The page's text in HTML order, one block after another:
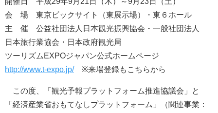
会 場 東京ビックサイト（東展示場）・東６ホール
主 催 公益社団法人日本観光振興協会・一般社団法人
日本旅行業協会・日本政府観光局
ツーリズムEXPOジャパン公式ホームページ
http://www.t-expo.jp/※来場登録もこちらから
この度、「観光予報プラットフォーム推進協議会」と
「経済産業省おもてなしプラットフォーム」（関連事業：